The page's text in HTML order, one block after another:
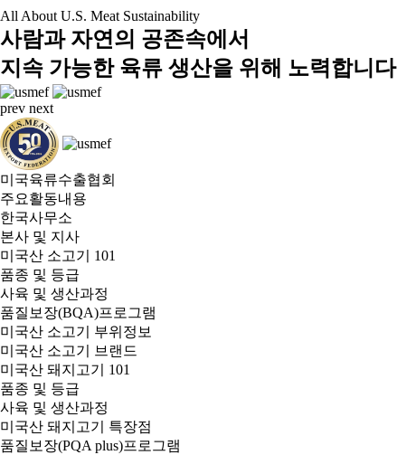
All About U.S. Meat Sustainability
사람과 자연의 공존속에서
지속 가능한 육류 생산을 위해 노력합니다
prev next
미국육류수출협회
주요활동내용
한국사무소
본사 및 지사
미국산 소고기 101
품종 및 등급
사육 및 생산과정
품질보장(BQA)프로그램
미국산 소고기 부위정보
미국산 소고기 브랜드
미국산 돼지고기 101
품종 및 등급
사육 및 생산과정
미국산 돼지고기 특장점
품질보장(PQA plus)프로그램